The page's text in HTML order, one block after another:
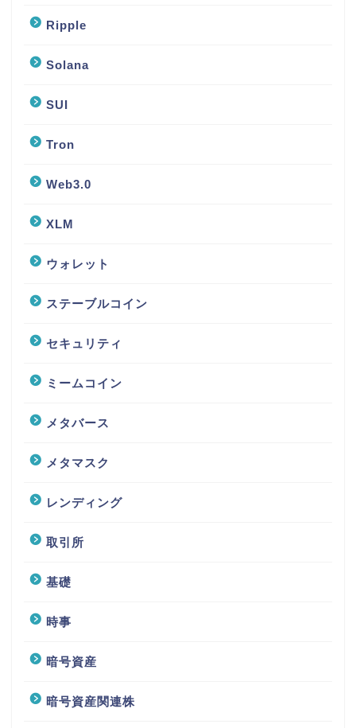
Ripple
Solana
SUI
Tron
Web3.0
XLM
ウォレット
ステーブルコイン
セキュリティ
ミームコイン
メタバース
メタマスク
レンディング
取引所
基礎
時事
暗号資産
暗号資産関連株